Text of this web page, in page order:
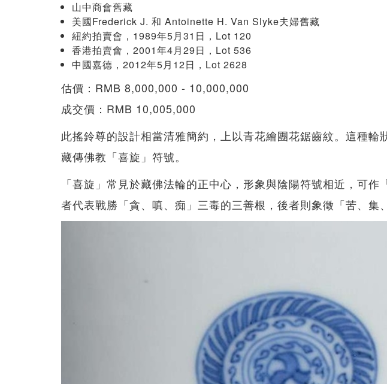
山中商會舊藏
美國Frederick J. 和 Antoinette H. Van Slyke夫婦舊藏
紐約拍賣會，1989年5月31日，Lot 120
香港拍賣會，2001年4月29日，Lot 536
中國嘉德，2012年5月12日，Lot 2628
估價：RMB 8,000,000 - 10,000,000
成交價：RMB 10,005,000
此搖鈴尊的設計相當清雅簡約，上以青花繪團花鋸齒紋。這種輪
藏傳佛教「喜旋」符號。
「喜旋」常見於藏佛法輪的正中心，形象與陰陽符號相近，可作
者代表戰勝「貪、嗔、痴」三毒的三善根，後者則象徵「苦、集